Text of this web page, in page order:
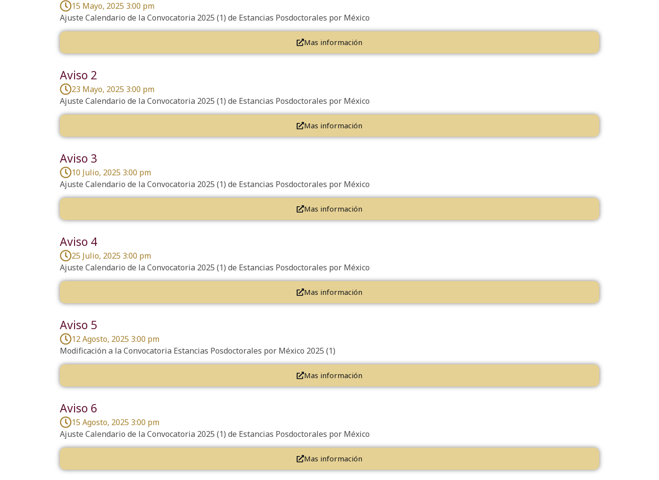
15 Mayo, 2025 3:00 pm
Ajuste Calendario de la Convocatoria 2025 (1) de Estancias Posdoctorales por México
Mas información
Aviso 2
23 Mayo, 2025 3:00 pm
Ajuste Calendario de la Convocatoria 2025 (1) de Estancias Posdoctorales por México
Mas información
Aviso 3
10 Julio, 2025 3:00 pm
Ajuste Calendario de la Convocatoria 2025 (1) de Estancias Posdoctorales por México
Mas información
Aviso 4
25 Julio, 2025 3:00 pm
Ajuste Calendario de la Convocatoria 2025 (1) de Estancias Posdoctorales por México
Mas información
Aviso 5
12 Agosto, 2025 3:00 pm
Modificación a la Convocatoria Estancias Posdoctorales por México 2025 (1)
Mas información
Aviso 6
15 Agosto, 2025 3:00 pm
Ajuste Calendario de la Convocatoria 2025 (1) de Estancias Posdoctorales por México
Mas información